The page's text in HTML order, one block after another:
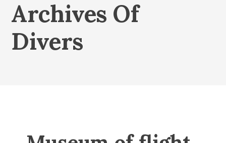
Archives Of
Divers